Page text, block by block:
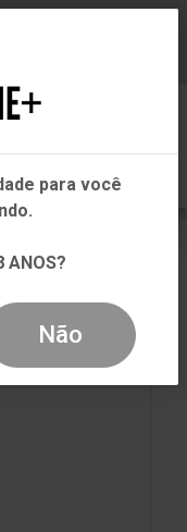
para você
ANOS?
Não